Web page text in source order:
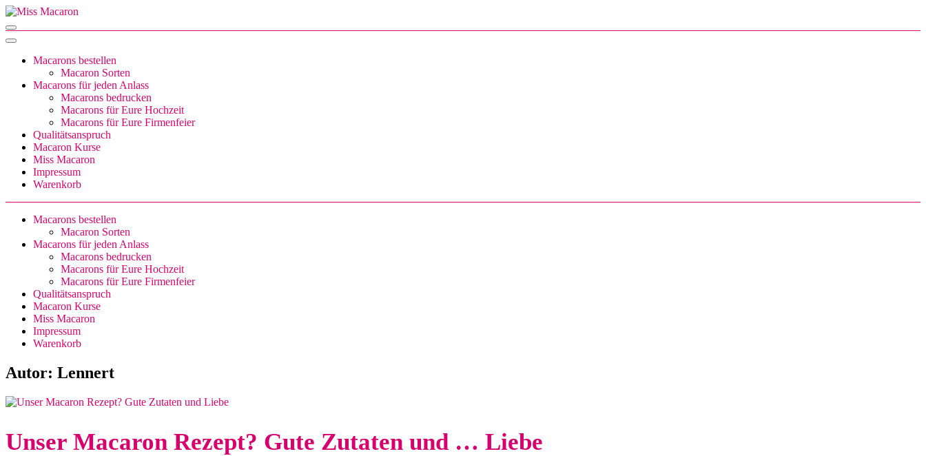
Zum
Inhalt
drücken)
Miss Macaron
sweet little things
Macarons bestellen
Macaron Sorten
Macarons für jeden Anlass
Macarons bedrucken
Macarons für Eure Hochzeit
Macarons für Eure Firmenfeier
Qualitätsanspruch
Macaron Kurse
Miss Macaron
Impressum
Warenkorb
Macarons bestellen
Macaron Sorten
Macarons für jeden Anlass
Macarons bedrucken
Macarons für Eure Hochzeit
Macarons für Eure Firmenfeier
Qualitätsanspruch
Macaron Kurse
Miss Macaron
Impressum
Warenkorb
Autor: Lennert
Unser Macaron Rezept? Gute Zutaten und … Liebe